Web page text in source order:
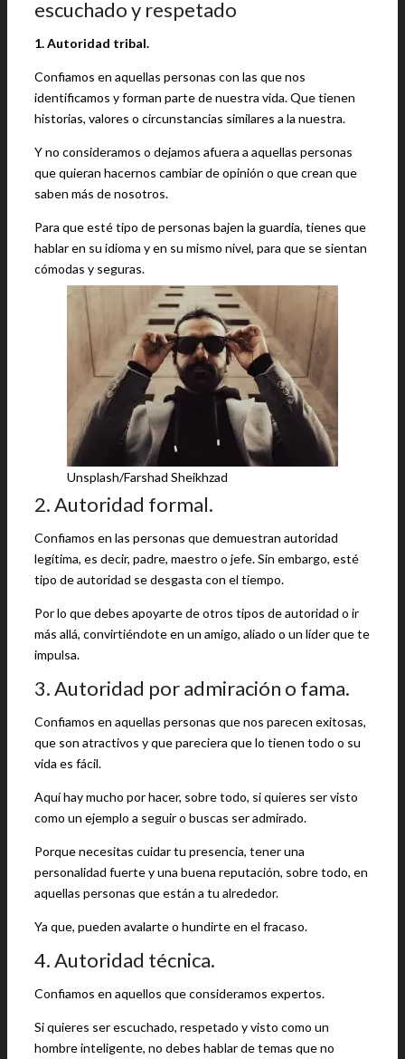
escuchado y respetado
1. Autoridad tribal.
Confiamos en aquellas personas con las que nos
identificamos y forman parte de nuestra vida. Que tienen
historias, valores o circunstancias similares a la nuestra.
Y no consideramos o dejamos afuera a aquellas personas
que quieran hacernos cambiar de opinión o que crean que
saben más de nosotros.
Para que esté tipo de personas bajen la guardia, tienes que
hablar en su idioma y en su mismo nivel, para que se sientan
cómodas y seguras.
Unsplash/Farshad Sheikhzad
2. Autoridad formal.
Confiamos en las personas que demuestran autoridad
legítima, es decir, padre, maestro o jefe. Sin embargo, esté
tipo de autoridad se desgasta con el tiempo.
Por lo que debes apoyarte de otros tipos de autoridad o ir
más allá, convirtiéndote en un amigo, aliado o un líder que te
impulsa.
3. Autoridad por admiración o fama.
Confiamos en aquellas personas que nos parecen exitosas,
que son atractivos y que pareciera que lo tienen todo o su
vida es fácil.
Aquí hay mucho por hacer, sobre todo, si quieres ser visto
como un ejemplo a seguir o buscas ser admirado.
Porque necesitas cuidar tu presencia, tener una
personalidad fuerte y una buena reputación, sobre todo, en
aquellas personas que están a tu alrededor.
Ya que, pueden avalarte o hundirte en el fracaso.
4. Autoridad técnica.
Confiamos en aquellos que consideramos expertos.
Si quieres ser escuchado, respetado y visto como un
hombre inteligente, no debes hablar de temas que no